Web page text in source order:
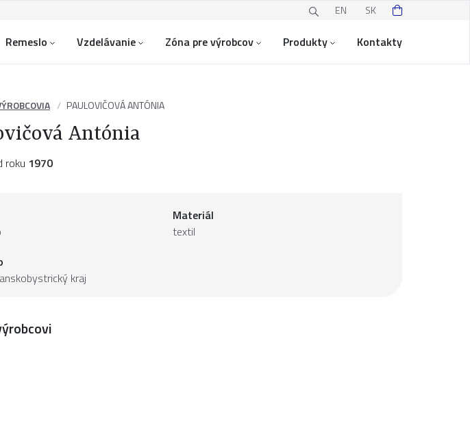
EN SK
Remeslo Vzdelávanie Zóna pre výrobcov Produkty Kontakty
PAULOVIČOVÁ ANTÓNIA
Antónia
roku 1970
Materiál
textil
kraj